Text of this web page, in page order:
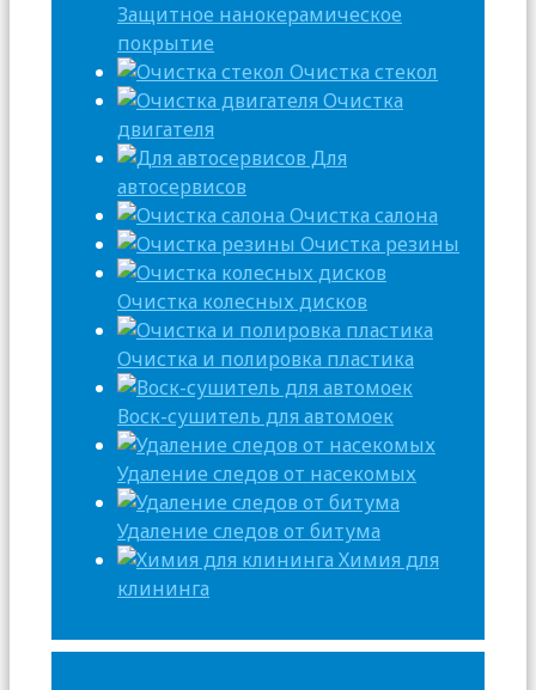
Защитное нанокерамическое
покрытие
Очистка стекол
Очистка
двигателя
Для
автосервисов
Очистка салона
Очистка резины
Очистка колесных дисков
Очистка и полировка пластика
Воск-сушитель для автомоек
Удаление следов от насекомых
Удаление следов от битума
Химия для
клининга